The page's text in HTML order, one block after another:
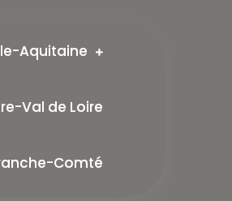
Aquitaine
Val de Loire
Comté